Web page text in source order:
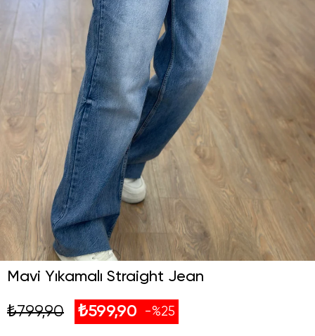
Mavi Yıkamalı Straight Jean
₺799,90 ₺599,90 25